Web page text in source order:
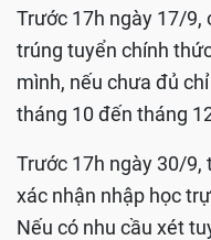
Trước 17h ngày 17/9,
trúng tuyển chính
mình, nếu chưa đủ
tháng 10 đến tháng
Trước 17h ngày 30/9,
xác nhận nhập học
Nếu có nhu cầu xét